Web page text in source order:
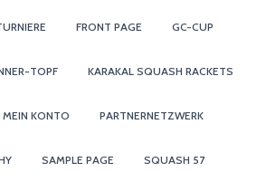
FRONT PAGE GC-CUP
TOPF KARAKAL SQUASH RACKETS
MEIN KONTO PARTNERNETZWERK
SAMPLE PAGE SQUASH 57